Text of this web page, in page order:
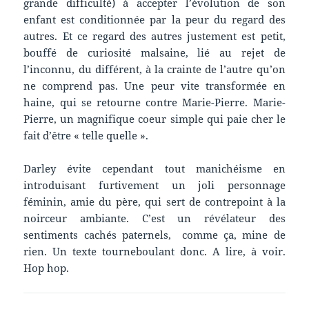
grande difficulté) à accepter l’évolution de son
enfant est conditionnée par la peur du regard des
autres. Et ce regard des autres justement est petit,
bouffé de curiosité malsaine, lié au rejet de
l’inconnu, du différent, à la crainte de l’autre qu’on
ne comprend pas. Une peur vite transformée en
haine, qui se retourne contre Marie-Pierre. Marie-
Pierre, un magnifique coeur simple qui paie cher le
fait d’être « telle quelle ».
Darley évite cependant tout manichéisme en
introduisant furtivement un joli personnage
féminin, amie du père, qui sert de contrepoint à la
noirceur ambiante. C’est un révélateur des
sentiments cachés paternels, comme ça, mine de
rien. Un texte tourneboulant donc. A lire, à voir.
Hop hop.